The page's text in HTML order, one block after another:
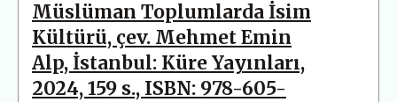
Müslüman Toplumlarda İsim
Kültürü, çev. Mehmet Emin
Alp, İstanbul: Küre Yayınları,
2024, 159 s., ISBN: 978-605-